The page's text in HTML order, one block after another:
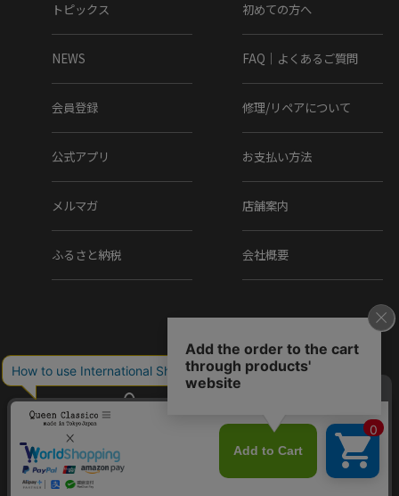
トピックス
NEWS
会員登録
公式アプリ
メルマガ
ふるさと納税
初めての方へ
FAQ｜よくあるご質問
修理/リペアについて
お支払い方法
店舗案内
会社概要
Copyright (C) Q.R.C Co., Ltd. All Rights reserved.